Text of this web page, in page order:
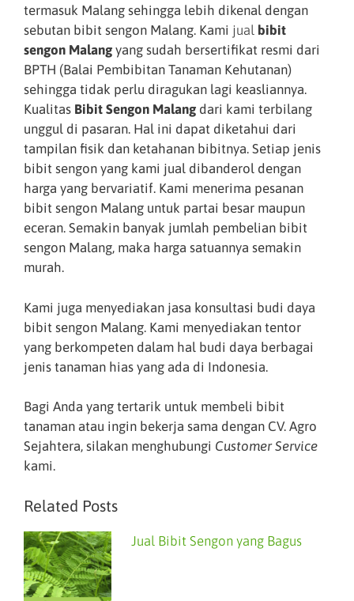
termasuk Malang sehingga lebih dikenal dengan
sebutan bibit sengon Malang. Kami jual bibit
sengon Malang yang sudah bersertifikat resmi dari
BPTH (Balai Pembibitan Tanaman Kehutanan)
sehingga tidak perlu diragukan lagi keasliannya.
Kualitas Bibit Sengon Malang dari kami terbilang
unggul di pasaran. Hal ini dapat diketahui dari
tampilan fisik dan ketahanan bibitnya. Setiap jenis
bibit sengon yang kami jual dibanderol dengan
harga yang bervariatif. Kami menerima pesanan
bibit sengon Malang untuk partai besar maupun
eceran. Semakin banyak jumlah pembelian bibit
sengon Malang, maka harga satuannya semakin
murah.
Kami juga menyediakan jasa konsultasi budi daya
bibit sengon Malang. Kami menyediakan tentor
yang berkompeten dalam hal budi daya berbagai
jenis tanaman hias yang ada di Indonesia.
Bagi Anda yang tertarik untuk membeli bibit
tanaman atau ingin bekerja sama dengan CV. Agro
Sejahtera, silakan menghubungi Customer Service
kami.
Related Posts
Jual Bibit Sengon yang Bagus